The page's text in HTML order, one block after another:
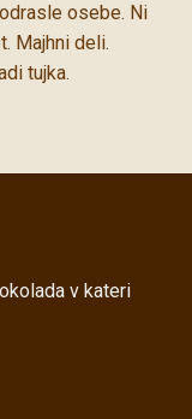
osebe. Ni
Majhni deli.
tujka.
v kateri